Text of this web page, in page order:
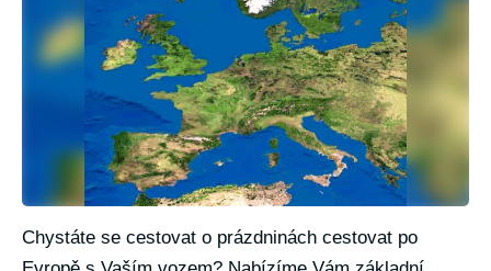
Chystáte se cestovat o prázdninách cestovat po